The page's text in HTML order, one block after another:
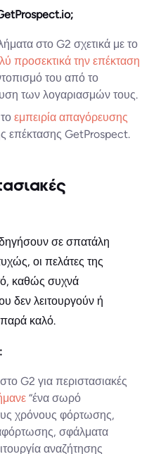
στο G2 σχετικά με το
προσεκτικά την επέκταση
του από το
των λογαριασμών τους.
εμπειρία απαγόρευσης
επέκτασης GetProspect.
σε σπατάλη
οι πελάτες της
καθώς συχνά
δεν λειτουργούν ή
καλό.
G2 για περιστασιακές
“ένα σωρό
χρόνους φόρτωσης,
σφάλματα
αναζήτησης